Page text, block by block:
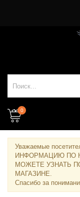
0
Уважаемые
ИНФОРМАЦИЮ ПО
МОЖЕТЕ УЗНАТЬ
МАГАЗИНЕ.
Спасибо за